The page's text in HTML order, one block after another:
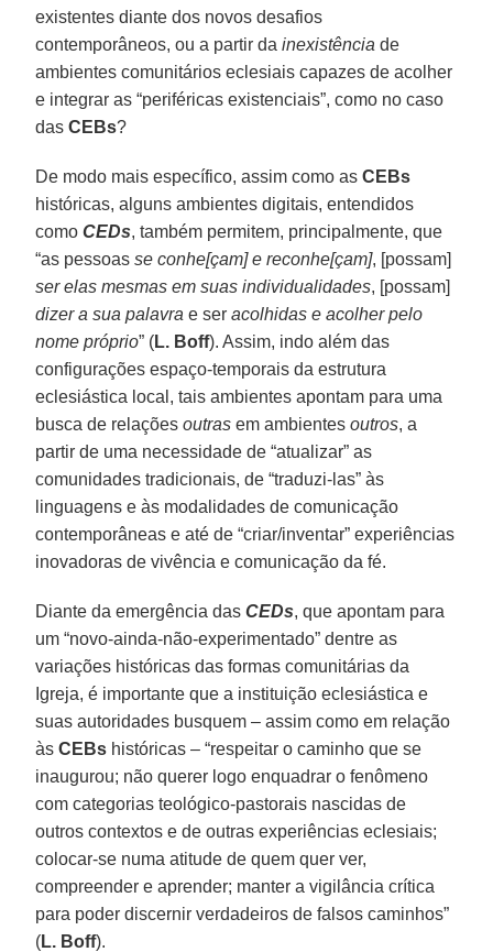
existentes diante dos novos desafios
contemporâneos, ou a partir dainexistência de
ambientes comunitários eclesiais capazes de acolher
e integrar as “periféricas existenciais”, como no caso
dasCEBs?
De modo mais específico, assim como asCEBs
históricas, alguns ambientes digitais, entendidos
comoCEDs, também permitem, principalmente, que
“as pessoasse conhe[çam] e reconhe[çam], [possam]
ser elas mesmas em suas individualidades, [possam]
dizer a sua palavra e seracolhidas e acolher pelo
nome próprio” (L. Boff). Assim, indo além das
configurações espaço-temporais da estrutura
eclesiástica local, tais ambientes apontam para uma
busca de relaçõesoutras em ambientesoutros, a
partir de uma necessidade de “atualizar” as
comunidades tradicionais, de “traduzi-las” às
linguagens e às modalidades de comunicação
contemporâneas e até de “criar/inventar” experiências
inovadoras de vivência e comunicação da fé.
Diante da emergência dasCEDs, que apontam para
um “novo-ainda-não-experimentado” dentre as
variações históricas das formas comunitárias da
Igreja, é importante que a instituição eclesiástica e
suas autoridades busquem – assim como em relação
àsCEBs históricas – “respeitar o caminho que se
inaugurou; não querer logo enquadrar o fenômeno
com categorias teológico-pastorais nascidas de
outros contextos e de outras experiências eclesiais;
colocar-se numa atitude de quem quer ver,
compreender e aprender; manter a vigilância crítica
para poder discernir verdadeiros de falsos caminhos”
(L. Boff).